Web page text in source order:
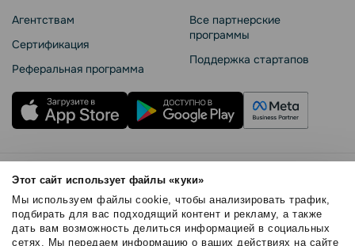
Этот сайт использует файлы «куки»
Мы используем файлы cookie, чтобы анализировать трафик,
подбирать для вас подходящий контент и рекламу, а также
дать вам возможность делиться информацией в социальных
сетях. Мы передаем информацию о ваших действиях на сайте
Агентствам
Сертификация
Реферальная программа
Все партнерские
программы
Поддержка стартапов
Правила использования
Безопасность SendPulse
Политика конфиденциальности
Политика Cookies